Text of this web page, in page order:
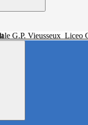
G.P. Vieusseux Liceo